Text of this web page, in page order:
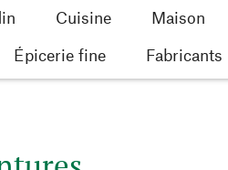
Cuisine Maison
Épicerie fine Fabricants